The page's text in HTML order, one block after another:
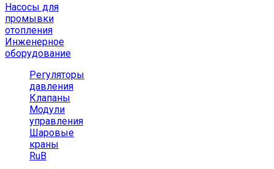
Насосы для
промывки
отопления
Инженерное
оборудование
Регуляторы
давления
Клапаны
Модули
управления
Шаровые
краны
RuB